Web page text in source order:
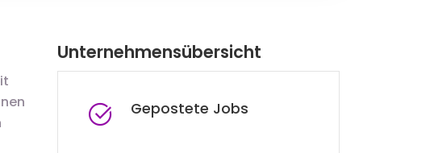
Unternehmensübersicht
Gepostete Jobs